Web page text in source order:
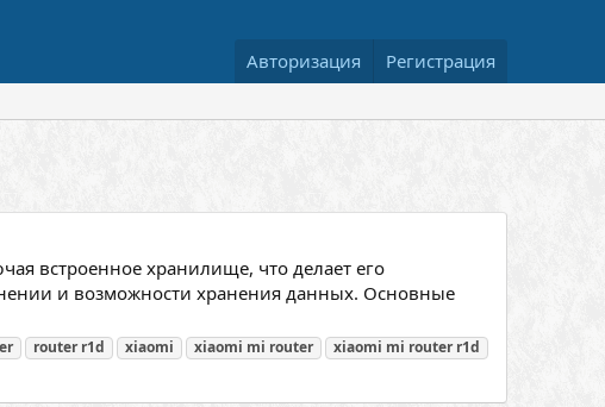
Авторизация Регистрация
встроенное хранилище, что делает его
и возможности хранения данных. Основные
router r1d xiaomi xiaomi mi router xiaomi mi router r1d